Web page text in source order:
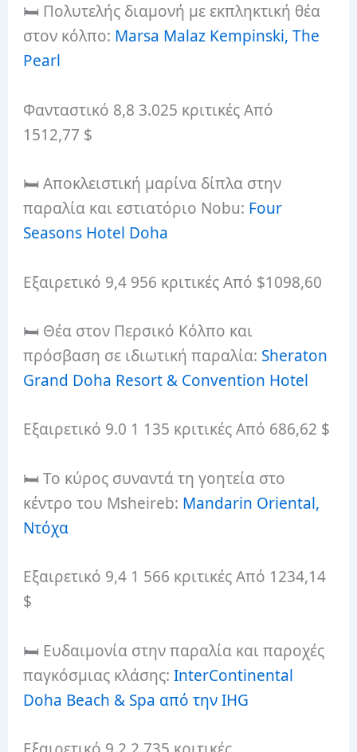
🛏️ Πολυτελής διαμονή με εκπληκτική θέα
στον κόλπο: Marsa Malaz Kempinski, The
Pearl
Φανταστικό 8,8 3.025 κριτικές Από
1512,77 $
🛏️ Αποκλειστική μαρίνα δίπλα στην
παραλία και εστιατόριο Nobu: Four
Seasons Hotel Doha
Εξαιρετικό 9,4 956 κριτικές Από $1098,60
🛏️ Θέα στον Περσικό Κόλπο και
πρόσβαση σε ιδιωτική παραλία: Sheraton
Grand Doha Resort & Convention Hotel
Εξαιρετικό 9.0 1 135 κριτικές Από 686,62 $
🛏️ Το κύρος συναντά τη γοητεία στο
κέντρο του Msheireb: Mandarin Oriental,
Ντόχα
Εξαιρετικό 9,4 1 566 κριτικές Από 1234,14
$
🛏️ Ευδαιμονία στην παραλία και παροχές
παγκόσμιας κλάσης:InterContinental
Doha Beach & Spa από την IHG